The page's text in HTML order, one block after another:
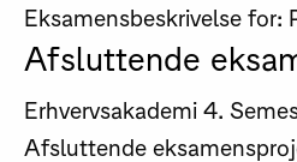
Eksamensbeskrivelse for:
Afsluttende
Erhvervsakademi 4.
Afsluttende